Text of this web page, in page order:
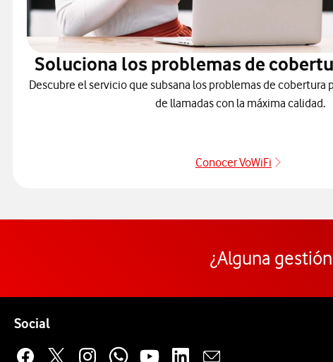
Soluciona los problemas de
Descubre el servicio que subsana los problemas de cobertura
de llamadas con la máxima calidad.
Conocer VoWiFi
¿Alguna
SocialEnlaces a las redes sociales de Vodafone